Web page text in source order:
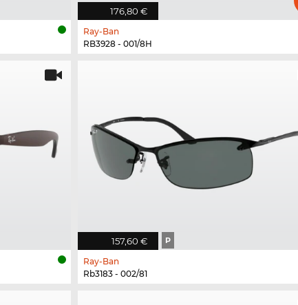
176,80 €
Ray-Ban
RB3928 - 001/8H
157,60 € P
Ray-Ban
Rb3183 - 002/81